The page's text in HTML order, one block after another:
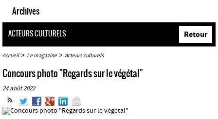
Archives
ACTEURS CULTURELS
Accueil> Le magazine> Acteurs culturels
Retour
Concours photo "Regards sur le végétal"
24 août 2022